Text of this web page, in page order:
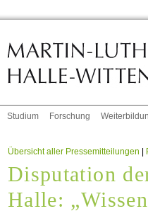
Studium Forschung
Übersicht aller Pressemitteilungen |
Disputation
Halle: